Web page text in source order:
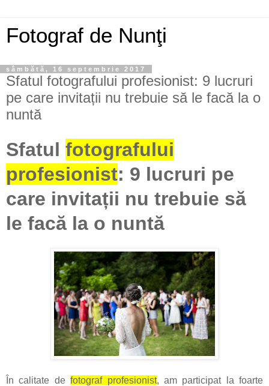
Fotograf de Nunţi
sâmbătă, 16 septembrie 2017
Sfatul fotografului profesionist: 9 lucruri
pe care invitații nu trebuie să le facă la o
nuntă
Sfatul fotografului
profesionist: 9 lucruri pe
care invitații nu trebuie să
le facă la o nuntă
În calitate defotograf profesionist, am participat la foarte